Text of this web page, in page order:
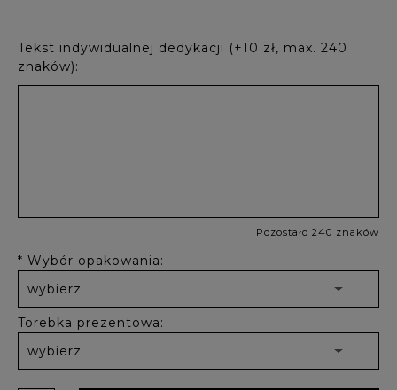
Tekst indywidualnej dedykacji (+10 zł, max. 240
znaków):
Pozostało 240 znaków
* Wybór opakowania:
Torebka prezentowa: